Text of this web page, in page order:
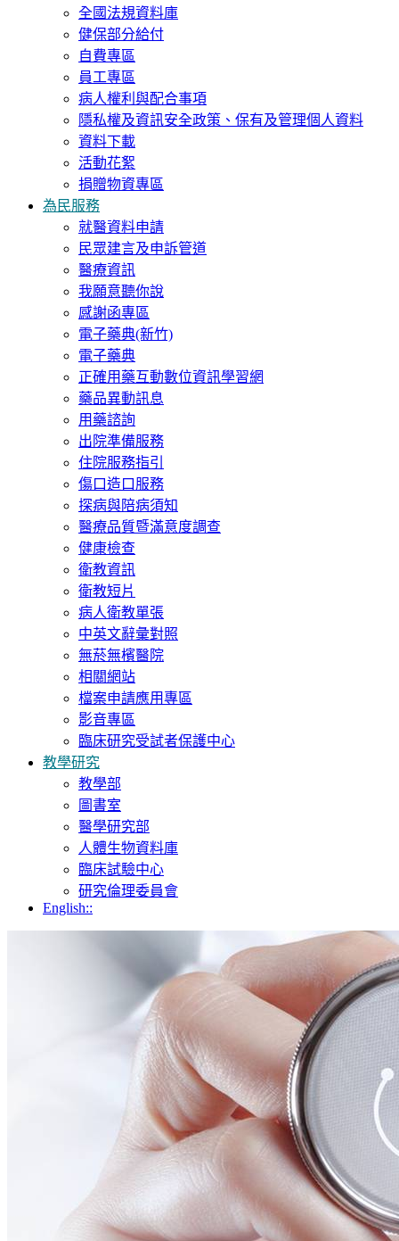
全國法規資料庫
健保部分給付
自費專區
員工專區
病人權利與配合事項
隱私權及資訊安全政策、保有及管理個人資料
資料下載
活動花絮
捐贈物資專區
為民服務
就醫資料申請
民眾建言及申訴管道
醫療資訊
我願意聽你說
感謝函專區
電子藥典(新竹)
電子藥典
正確用藥互動數位資訊學習網
藥品異動訊息
用藥諮詢
出院準備服務
住院服務指引
傷口造口服務
探病與陪病須知
醫療品質暨滿意度調查
健康檢查
衛教資訊
衛教短片
病人衛教單張
中英文辭彙對照
無菸無檳醫院
相關網站
檔案申請應用專區
影音專區
臨床研究受試者保護中心
教學研究
教學部
圖書室
醫學研究部
人體生物資料庫
臨床試驗中心
研究倫理委員會
English::